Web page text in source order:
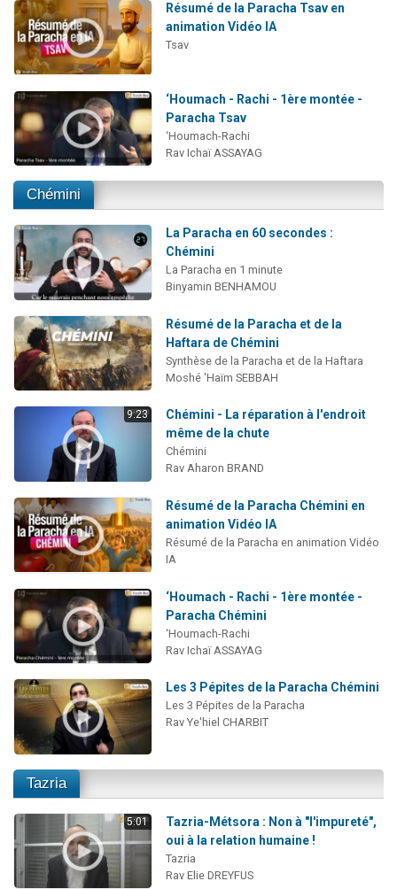
Résumé de la Paracha Tsav en
animation Vidéo IA
Tsav
‘Houmach - Rachi - 1ère montée -
Paracha Tsav
‘Houmach-Rachi
Rav Ichaï ASSAYAG
Chémini
La Paracha en 60 secondes :
Chémini
La Paracha en 1 minute
Binyamin BENHAMOU
Résumé de la Paracha et de la
Haftara de Chémini
Synthèse de la Paracha et de la Haftara
Moshé 'Haïm SEBBAH
9:23
Chémini - La réparation à l'endroit
même de la chute
Chémini
Rav Aharon BRAND
Résumé de la Paracha Chémini en
animation Vidéo IA
Résumé de la Paracha en animation Vidéo
IA
‘Houmach - Rachi - 1ère montée -
Paracha Chémini
‘Houmach-Rachi
Rav Ichaï ASSAYAG
Les 3 Pépites de la Paracha Chémini
Les 3 Pépites de la Paracha
Rav Ye'hiel CHARBIT
Tazria
5:01
Tazria-Métsora : Non à "l'impureté",
oui à la relation humaine !
Tazria
Rav Elie DREYFUS